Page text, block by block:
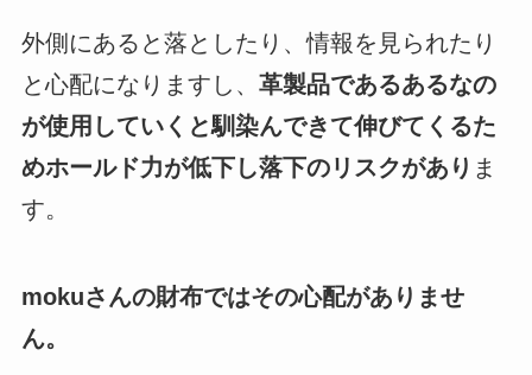
外側にあると落としたり、情報を見られたり
と心配になりますし、 革製品であるあるなの
が使用していくと馴染んできて伸びてくるた
めホールド力が低下し落下のリスクがあり ま
す。
mokuさんの財布ではその心配がありませ
ん。